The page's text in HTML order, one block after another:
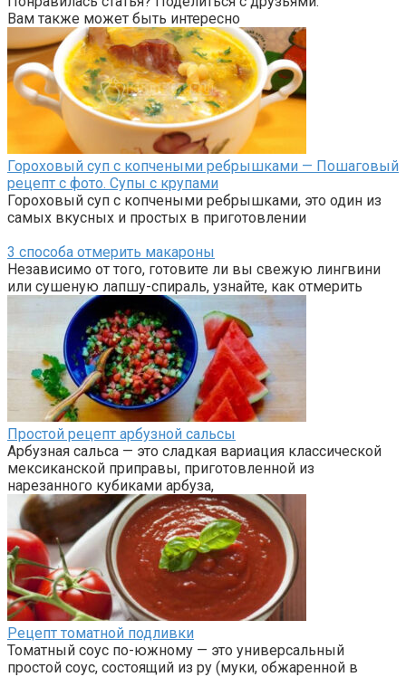
Вам также может быть интересно
Гороховый суп с копчеными ребрышками — Пошаговый
рецепт с фото. Супы с крупами
Гороховый суп с копчеными ребрышками, это один из
самых вкусных и простых в приготовлении
3 способа отмерить макароны
Независимо от того, готовите ли вы свежую лингвини
или сушеную лапшу-спираль, узнайте, как отмерить
Простой рецепт арбузной сальсы
Арбузная сальса — это сладкая вариация классической
мексиканской приправы, приготовленной из
нарезанного кубиками арбуза,
Рецепт томатной подливки
Томатный соус по-южному — это универсальный
простой соус, состоящий из ру (муки, обжаренной в